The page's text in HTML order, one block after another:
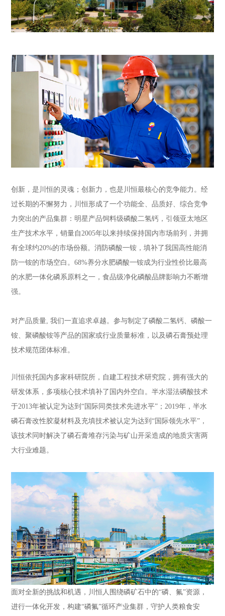
创新，是川恒的灵魂；创新力，也是川恒最核心的竞争能力。经
过长期的不懈努力，川恒形成了一个功能全、品质好、综合竞争
力突出的产品集群：明星产品饲料级磷酸二氢钙，引领亚太地区
生产技术水平，销量自2005年以来持续保持国内市场前列，并拥
有全球约20%的市场份额。消防磷酸一铵，填补了我国高性能消
防一铵的市场空白。68%养分水肥磷酸一铵成为行业性价比最高
的水肥一体化磷系原料之一，食品级净化磷酸品牌影响力不断增
强。
对产品质量, 我们一直追求卓越。参与制定了磷酸二氢钙、磷酸一
铵、聚磷酸铵等产品的国家或行业质量标准，以及磷石膏预处理
技术规范团体标准。
川恒依托国内多家科研院所，自建工程技术研究院，拥有强大的
研发体系，多项核心技术填补了国内外空白。半水湿法磷酸技术
于2013年被认定为达到“国际同类技术先进水平”；2019年，半水
磷石膏改性胶凝材料及充填技术被认定为达到“国际领先水平”，
该技术同时解决了磷石膏堆存污染与矿山开采造成的地质灾害两
大行业难题。
面对全新的挑战和机遇，川恒人围绕磷矿石中的“磷、氟”资源，
进行一体化开发，构建“磷氟”循环产业集群，守护人类粮食安